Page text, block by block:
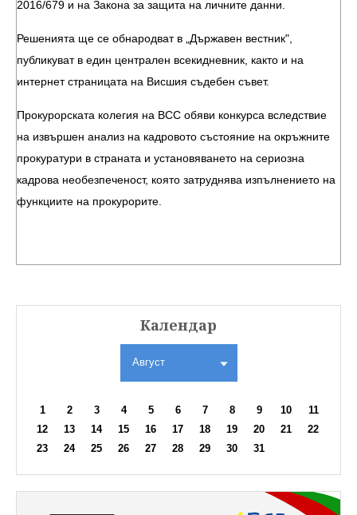
2016/679 и на Закона за защита на личните данни.
Решенията ще се обнародват в „Държавен вестник",
публикуват в един централен всекидневник, както и на
интернет страницата на Висшия съдебен съвет.
Прокурорската колегия на ВСС обяви конкурса вследствие
на извършен анализ на кадровото състояние на окръжните
прокуратури в страната и установяването на сериозна
кадрова необезпеченост, която затруднява изпълнението на
функциите на прокурорите.
Календар
Август
1 2 3 4 5 6 7 8 9 10
11
12
13 14 15 16 17 18 19 20 21
22
23
24 25 26 27 28 29 30 31